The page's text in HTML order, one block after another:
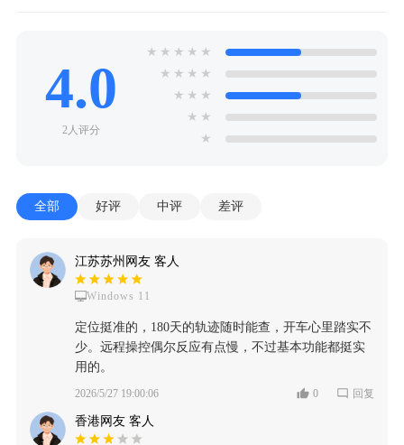
4.0
2人评分
★ ★ ★ ★ ★
★ ★ ★ ★
★ ★ ★
★ ★
★
全部 好评 中评 差评
江苏苏州网友 客人
Windows 11
定位挺准的，180天的轨迹随时能查，开车心里踏实不
少。远程操控偶尔反应有点慢，不过基本功能都挺实
用的。
2026/5/27 19:00:06 0 回复
香港网友 客人